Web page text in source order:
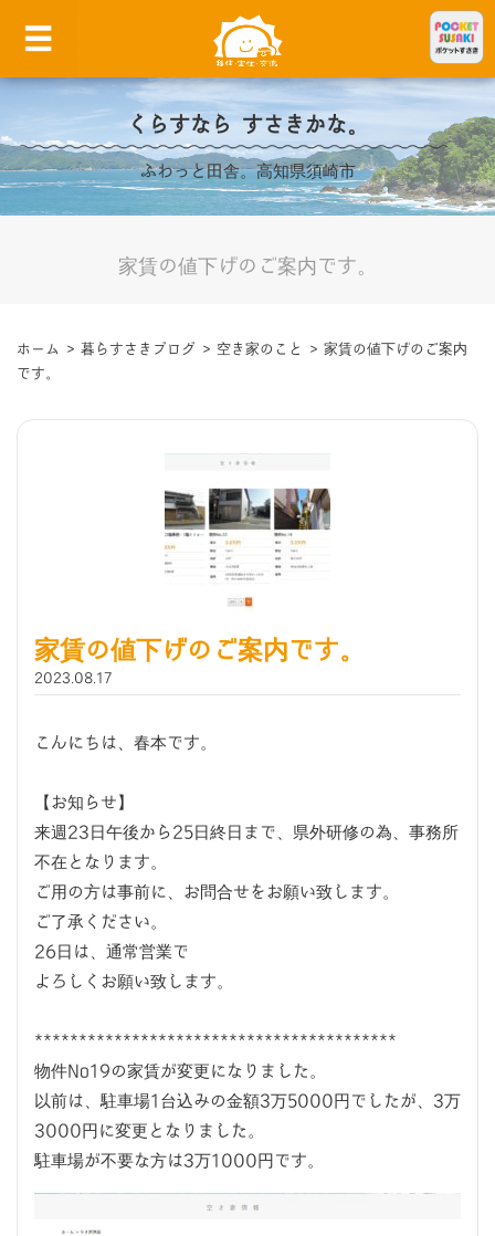
くらすなら すさきかな。
ふわっと田舎。高知県須崎市
家賃の値下げのご案内です。
ホーム > 暮らすさきブログ > 空き家のこと > 家賃の値下げのご案内
です。
家賃の値下げのご案内です。
2023.08.17
こんにちは、春本です。
【お知らせ】
来週23日午後から25日終日まで、県外研修の為、事務所
不在となります。
ご用の方は事前に、お問合せをお願い致します。
ご了承ください。
26日は、通常営業で
よろしくお願い致します。
*****************************************
物件No19の家賃が変更になりました。
以前は、駐車場1台込みの金額3万5000円でしたが、3万
3000円に変更となりました。
駐車場が不要な方は3万1000円です。